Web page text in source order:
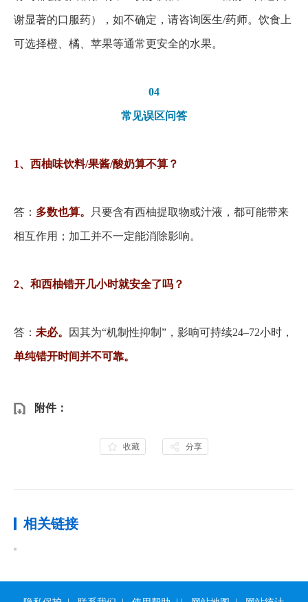
谢显著的口服药），如不确定，请咨询医生/药师。饮食上
可选择橙、橘、苹果等通常更安全的水果。
04
常见误区问答
1、西柚味饮料/果酱/酸奶算不算？
答： 多数也算。 只要含有西柚提取物或汁液，都可能带来
相互作用；加工并不一定能消除影响。
2、和西柚错开几小时就安全了吗？
答： 未必。 因其为“机制性抑制”，影响可持续24–72小时，
单纯错开时间并不可靠。
附件：
收藏 分享
相关链接